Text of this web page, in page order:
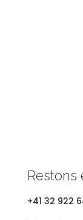
Restons
+41 32 922